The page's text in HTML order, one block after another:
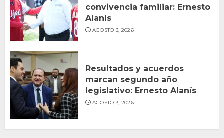
convivencia familiar: Ernesto
Alanís
AGOSTO 3, 2026
Resultados y acuerdos
marcan segundo año
legislativo: Ernesto Alanís
AGOSTO 3, 2026